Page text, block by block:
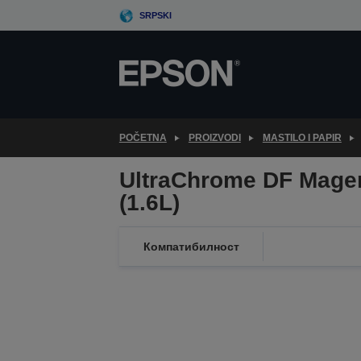
to
SRPSKI
POČETNA PROIZVODI MASTILO I PAPIR
UltraChrome DF
(1.6L)
Компатибилност